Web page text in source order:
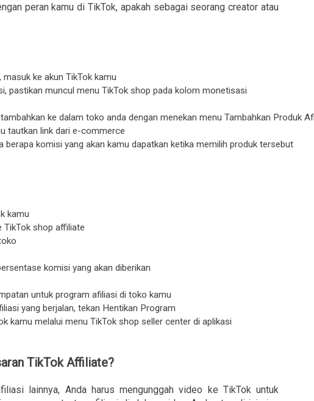
peran kamu di TikTok, apakah sebagai seorang creator atau
ke akun TikTok kamu
pastikan muncul menu TikTok shop pada kolom monetisasi
ke dalam toko anda dengan menekan menu Tambahkan Produk
tautkan link dari e-commerce
berapa komisi yang akan kamu dapatkan ketika memilih produk tersebut
kamu
TikTok shop affiliate
komisi yang akan diberikan
untuk program afiliasi di toko kamu
yang berjalan, tekan Hentikan Program
kamu melalui menu TikTok shop seller center di aplikasi
TikTok Affiliate?
lainnya, Anda harus mengunggah video ke TikTok untuk